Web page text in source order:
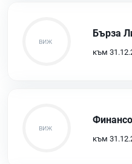
Бърза
към
към